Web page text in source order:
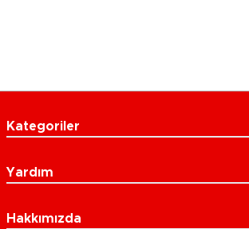
Kategoriler
Yardım
Hakkımızda